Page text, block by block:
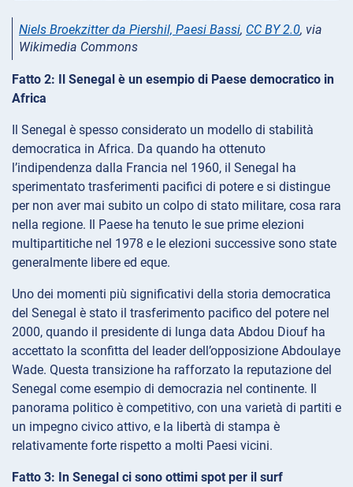
Niels Broekzitter da Piershil, Paesi Bassi, CC BY 2.0, via
Wikimedia Commons
Fatto 2: Il Senegal è un esempio di Paese democratico in
Africa
Il Senegal è spesso considerato un modello di stabilità
democratica in Africa. Da quando ha ottenuto
l’indipendenza dalla Francia nel 1960, il Senegal ha
sperimentato trasferimenti pacifici di potere e si distingue
per non aver mai subito un colpo di stato militare, cosa rara
nella regione. Il Paese ha tenuto le sue prime elezioni
multipartitiche nel 1978 e le elezioni successive sono state
generalmente libere ed eque.
Uno dei momenti più significativi della storia democratica
del Senegal è stato il trasferimento pacifico del potere nel
2000, quando il presidente di lunga data Abdou Diouf ha
accettato la sconfitta del leader dell’opposizione Abdoulaye
Wade. Questa transizione ha rafforzato la reputazione del
Senegal come esempio di democrazia nel continente. Il
panorama politico è competitivo, con una varietà di partiti e
un impegno civico attivo, e la libertà di stampa è
relativamente forte rispetto a molti Paesi vicini.
Fatto 3: In Senegal ci sono ottimi spot per il surf